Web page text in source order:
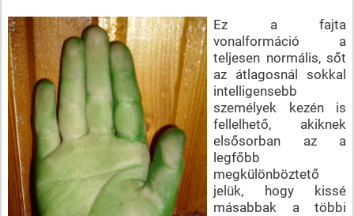
Ez a fajta
vonalformáció a
teljesen normális, sőt
az átlagosnál sokkal
intelligensebb
személyek kezén is
fellelhető, akiknek
elsősorban az a
legfőbb
megkülönböztető
jelük, hogy kissé
másabbak a többi